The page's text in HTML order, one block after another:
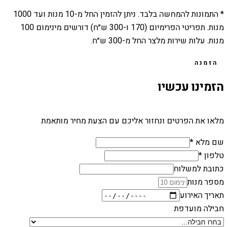
* התמונות להמחשה בלבד. ניתן להזמין החל מ-10 מנות ועד 1000
מנות. תפריטי הפרימיום (170 ו-300 ש״ח) דורשים מינימום 100
מנות. עלות שירות מלצר החל מ-300 ש״ח.
הזמנה
הזמינו עכשיו
מלאו את הפרטים ונחזור אליכם עם הצעת מחיר מותאמת
שם מלא *
טלפון *
כתובת למשלוח
מספר מנות
תאריך האירוע
חבילה מועדפת